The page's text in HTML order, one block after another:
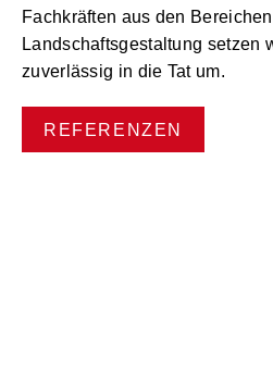
Fachkräften aus den
Landschaftsgestaltung setzen
zuverlässig in die Tat um.
REFERENZEN